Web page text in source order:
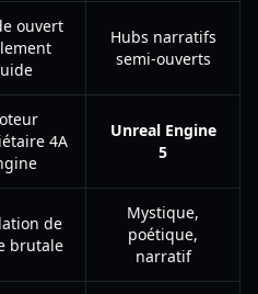
ouvert
Hubs narratifs
semi-ouverts
4A
Unreal Engine
5
de
brutale
Mystique,
poétique,
narratif